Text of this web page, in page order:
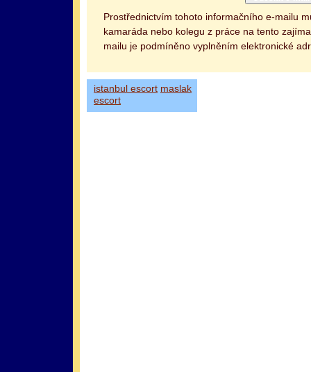
Prostřednictvím tohoto informačního e-mailu
kamaráda nebo kolegu z práce na tento
mailu je podmíněno vyplněním elektronické
istanbul escort maslak
escort